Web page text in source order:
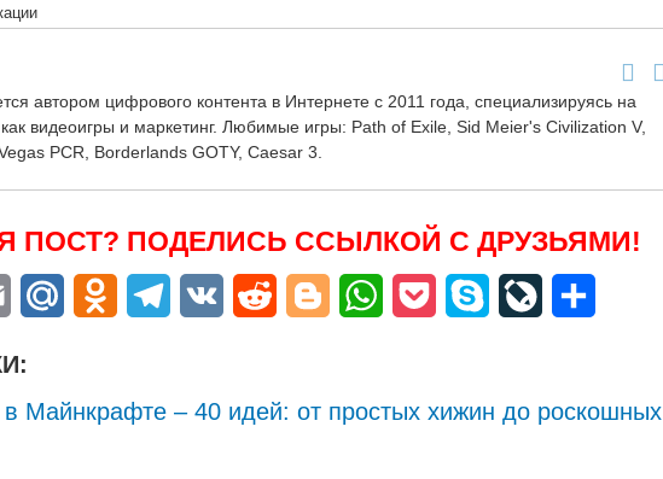
автором цифрового контента в Интернете с 2011 года, специализируясь на
видеоигры и маркетинг. Любимые игры: Path of Exile, Sid Meier's Civilization V,
PCR, Borderlands GOTY, Caesar 3.
ПОСТ? ПОДЕЛИСЬ ССЫЛКОЙ С ДРУЗЬЯМИ!
Email Mail.Ru Odnoklassniki
Telegram
VK Reddit Blogger WhatsApp
Pocket Skype LiveJournal
Майнкрафте – 40 идей: от простых хижин до роскошных